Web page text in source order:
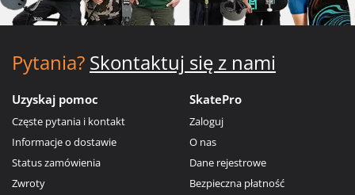
Pytania? Skontaktuj się z nami
Uzyskaj pomoc
Częste pytania i kontakt
Informacje o dostawie
Status zamówienia
Zwroty
SkatePro
Zaloguj
O nas
Dane rejestrowe
Bezpieczna płatność